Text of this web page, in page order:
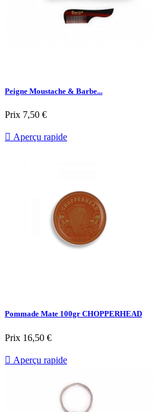
Peigne Moustache & Barbe...
Prix 7,50 €
 Aperçu rapide
Pommade Mate 100gr CHOPPERHEAD
Prix 16,50 €
 Aperçu rapide